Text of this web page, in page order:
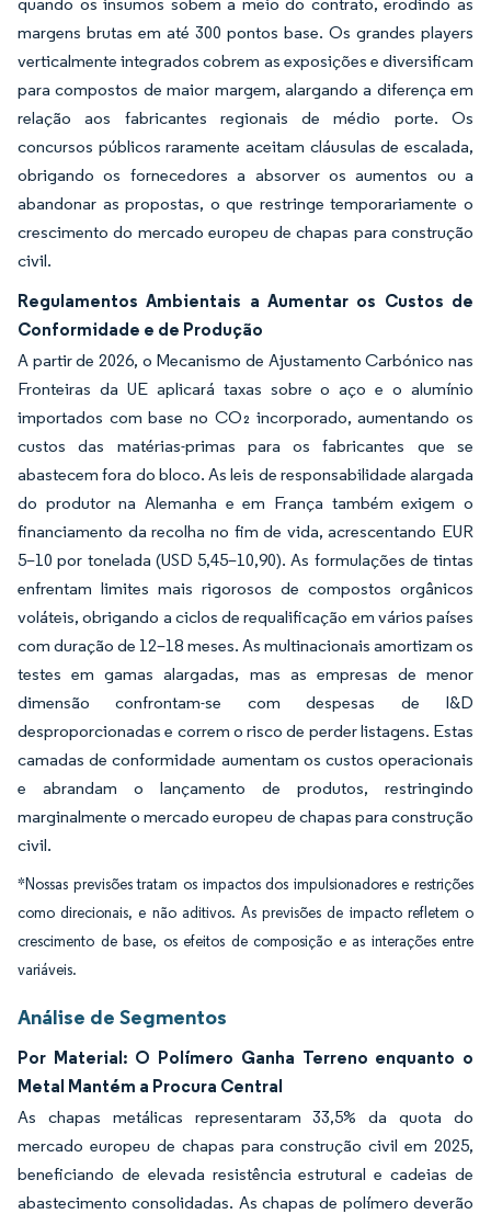
margens brutas em até 300 pontos base. Os grandes players
verticalmente integrados cobrem as exposições e diversificam
para compostos de maior margem, alargando a diferença em
relação aos fabricantes regionais de médio porte. Os
concursos públicos raramente aceitam cláusulas de escalada,
obrigando os fornecedores a absorver os aumentos ou a
abandonar as propostas, o que restringe temporariamente o
crescimento do mercado europeu de chapas para construção
civil.
Regulamentos Ambientais a Aumentar os Custos de
Conformidade e de Produção
A partir de 2026, o Mecanismo de Ajustamento Carbónico nas
Fronteiras da UE aplicará taxas sobre o aço e o alumínio
importados com base no CO₂ incorporado, aumentando os
custos das matérias-primas para os fabricantes que se
abastecem fora do bloco. As leis de responsabilidade alargada
do produtor na Alemanha e em França também exigem o
financiamento da recolha no fim de vida, acrescentando EUR
5–10 por tonelada (USD 5,45–10,90). As formulações de tintas
enfrentam limites mais rigorosos de compostos orgânicos
voláteis, obrigando a ciclos de requalificação em vários países
com duração de 12–18 meses. As multinacionais amortizam os
testes em gamas alargadas, mas as empresas de menor
dimensão confrontam-se com despesas de I&D
desproporcionadas e correm o risco de perder listagens. Estas
camadas de conformidade aumentam os custos operacionais
e abrandam o lançamento de produtos, restringindo
marginalmente o mercado europeu de chapas para construção
civil.
*Nossas previsões tratam os impactos dos impulsionadores e restrições
como direcionais, e não aditivos. As previsões de impacto refletem o
crescimento de base, os efeitos de composição e as interações entre
variáveis.
Análise de Segmentos
Por Material: O Polímero Ganha Terreno enquanto o
Metal Mantém a Procura Central
As chapas metálicas representaram 33,5% da quota do
mercado europeu de chapas para construção civil em 2025,
beneficiando de elevada resistência estrutural e cadeias de
abastecimento consolidadas. As chapas de polímero deverão